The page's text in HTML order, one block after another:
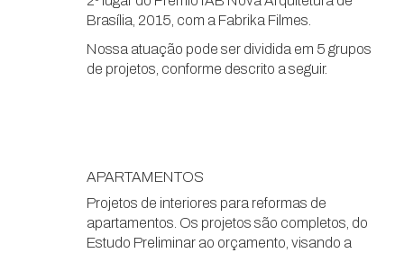
Brasília, 2015, com a Fabrika Filmes.
Nossa atuação pode ser dividida em 5 grupos
de projetos, conforme descrito a seguir.
APARTAMENTOS
Projetos de interiores para reformas de
apartamentos. Os projetos são completos, do
Estudo Preliminar ao orçamento, visando a